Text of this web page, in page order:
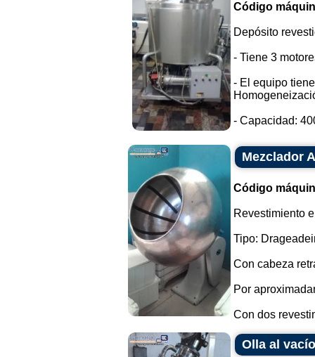
Código
Depósito
- Tiene 3
- El equipo
- Capacidad:
Mezclador
Código
Revestimiento
Tipo:
Con cabeza
Por
Con dos
Olla al